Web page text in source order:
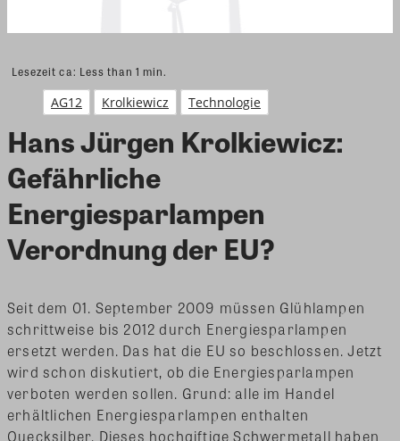
Lesezeit ca: Less than 1 min.
AG12 Krolkiewicz Technologie
Hans Jürgen Krolkiewicz:
Gefährliche
Energiesparlampen
Verordnung der EU?
Seit dem 01. September 2009 müssen Glühlampen
schrittweise bis 2012 durch Energiesparlampen
ersetzt werden. Das hat die EU so beschlossen. Jetzt
wird schon diskutiert, ob die Energiesparlampen
verboten werden sollen. Grund: alle im Handel
erhältlichen Energiesparlampen enthalten
Quecksilber. Dieses hochgiftige Schwermetall haben